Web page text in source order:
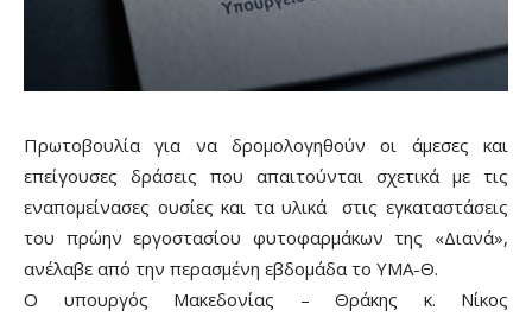
Πρωτοβουλία για να δρομολογηθούν οι άμεσες και
επείγουσες δράσεις που απαιτούνται σχετικά με τις
εναπομείνασες ουσίες και τα υλικά στις εγκαταστάσεις
του πρώην εργοστασίου φυτοφαρμάκων της «Διανά»,
ανέλαβε από την περασμένη εβδομάδα το ΥΜΑ-Θ.
Ο υπουργός Μακεδονίας – Θράκης κ. Νίκος